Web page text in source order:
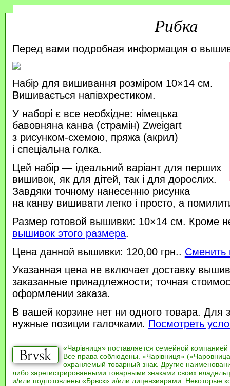
Рибка
Перед вами подробная информация о
Набір для вишивання розміром 10×14 см.
Вишивається напівхрестиком.
У наборі є все необхідне: німецька
бавовняна канва (страмін) Zweigart
з рисунком-схемою, пряжа (акрил)
і спеціальна голка.
Цей набір — ідеальний варіант для перших
вишивок, як для дітей, так і для дорослих.
Завдяки точному нанесенню рисунка
на канву вишивати легко і просто, а
Размер готовой вышивки: 10×14 см. Кроме
вышивок этого размера.
Цена данной вышивки: 120,00 грн.. Сменить
Указанная цена не включает доставку
заказанные принадлежности; точная
оформлении заказа.
В вашей корзине нет ни одного товара. Для
нужные позиции галочками. Посмотреть
«Чарівниця» поставляется семейной компанией
Все права соблюдены. «Чарівниця»
охраняемый товарный знак. Другие
либо зарегистрированными товарными знаками своих
и/или подготовлены «Брвск» и/или лицензиарами. Некоторые